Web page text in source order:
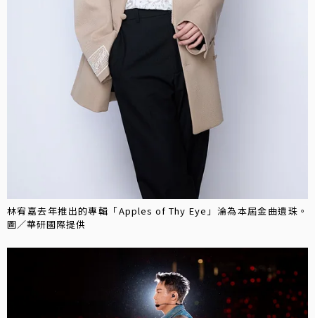
林宥嘉去年推出的專輯「Apples of Thy Eye」淪為本屆金曲遺珠。
圖／華研國際提供